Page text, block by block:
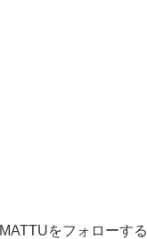
MATTUをフォローする